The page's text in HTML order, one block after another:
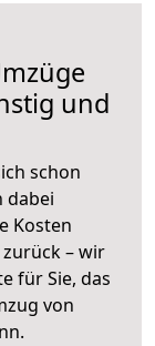
und
schon
dabei
Kosten
zurück – wir
für Sie, das
von